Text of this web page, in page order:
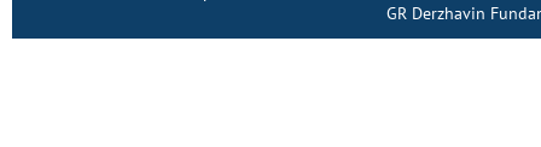
GR Derzhavin